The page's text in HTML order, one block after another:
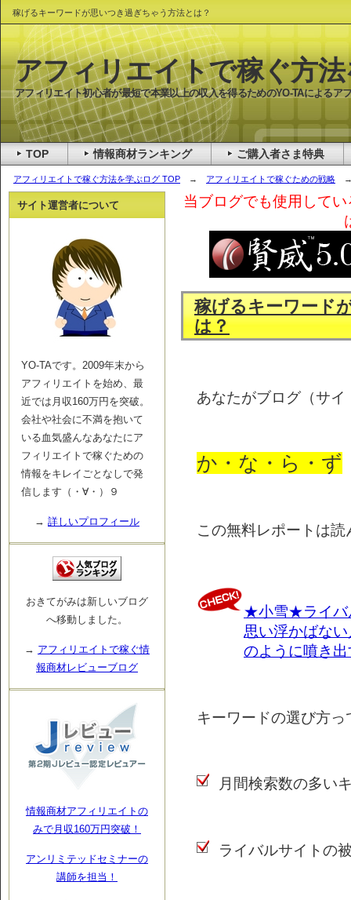
稼げるキーワードが思いつき過ぎちゃう方法とは？
アフィリエイトで稼ぐ方法を学ぶログ TOP → アフィリエイトで稼ぐための戦略 →
当ブログでも使用して
稼げるキーワード
は？
あなたがブログ（サ
か・な・ら・ず
この無料レポートは
★小雪★ライバ
思い浮かばな
のように噴き
キーワードの選び方っ
月間検索数の多い
ライバルサイトの
サイト運営者について
YO-TAです。2009年末から
アフィリエイトを始め、最
近では月収160万円を突破。
会社や社会に不満を抱いて
いる血気盛んなあなたにア
フィリエイトで稼ぐための
情報をキレイごとなしで発
信します（・∀・）９
→ 詳しいプロフィール
おきてがみは新しいブログ
へ移動しました。
→ アフィリエイトで稼ぐ情
報商材レビューブログ
情報商材アフィリエイトの
みで月収160万円突破！
アンリミテッドセミナーの
講師を担当！
アフィリエイトで稼ぐ方
アフィリエイト初心者が最短で本業以上の収入を得るためのYO-TAによるア
TOP 情報商材ランキング ご購入者さま特典